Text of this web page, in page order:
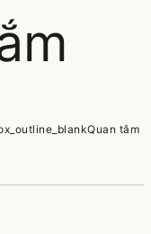
Quan tâm